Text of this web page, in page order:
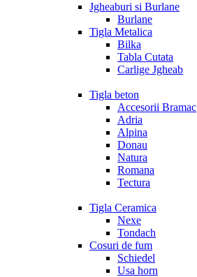
Jgheaburi si Burlane
Burlane
Tigla Metalica
Bilka
Tabla Cutata
Carlige Jgheab
Tigla beton
Accesorii Bramac
Adria
Alpina
Donau
Natura
Romana
Tectura
Tigla Ceramica
Nexe
Tondach
Cosuri de fum
Schiedel
Usa horn